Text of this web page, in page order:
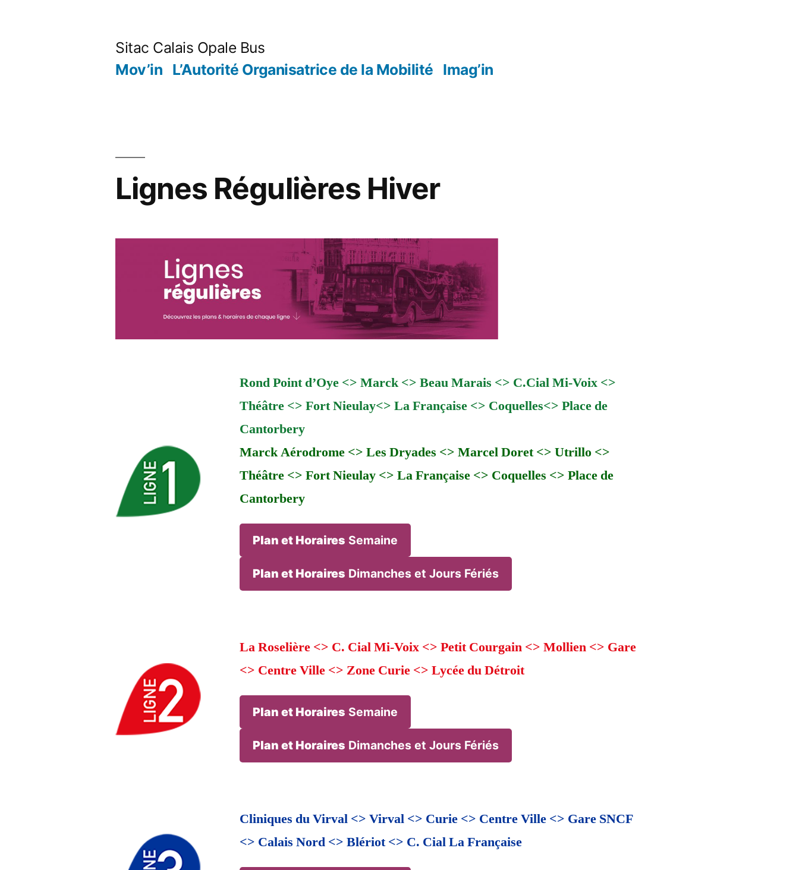
Sitac Calais Opale Bus
Mov’in L’Autorité Organisatrice de la Mobilité Imag’in
Lignes Régulières Hiver
Rond Point d’Oye <> Marck <> Beau Marais <> C.Cial Mi-Voix <>
Théâtre <> Fort Nieulay<> La Française <> Coquelles<> Place de
Cantorbery
Marck Aérodrome <> Les Dryades <> Marcel Doret <> Utrillo <>
Théâtre <> Fort Nieulay <> La Française <> Coquelles <> Place de
Cantorbery
Plan et Horaires Semaine
Plan et Horaires Dimanches et Jours Fériés
La Roselière <> C. Cial Mi-Voix <> Petit Courgain <> Mollien <> Gare
<> Centre Ville <> Zone Curie <> Lycée du Détroit
Plan et Horaires Semaine
Plan et Horaires Dimanches et Jours Fériés
Cliniques du Virval <> Virval <> Curie <> Centre Ville <> Gare SNCF
<> Calais Nord <> Blériot <> C. Cial La Française